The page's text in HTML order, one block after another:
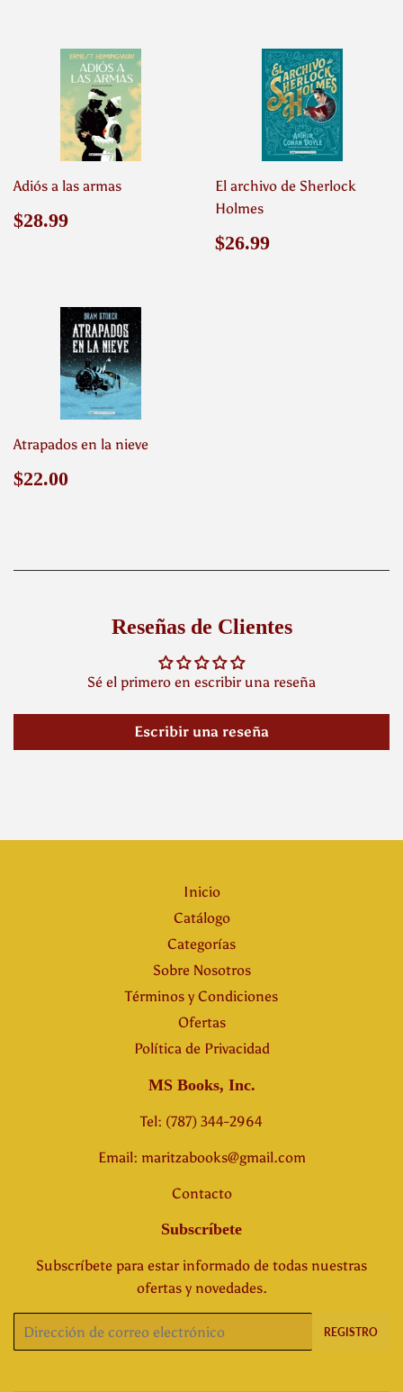
Adiós a las armas
Precio
$28.99
El archivo de Sherlock
Holmes
Precio
$26.99
Atrapados en la nieve
Precio
$22.00
Reseñas de Clientes
Sé el primero en escribir una reseña
Escribir una reseña
Inicio
Catálogo
Categorías
Sobre Nosotros
Términos y Condiciones
Ofertas
Política de Privacidad
MS Books, Inc.
Tel: (787) 344-2964
Email: maritzabooks@gmail.com
Contacto
Subscríbete
Subscríbete para estar informado de todas nuestras
ofertas y novedades.
electrónico
REGISTRO